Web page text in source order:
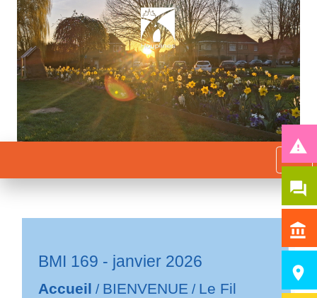
menu
BMI 169 - janvier 2026
Accueil / BIENVENUE / Le Fil
report_problem
question_answer
account_balance
room